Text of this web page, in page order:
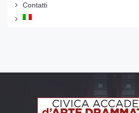
Contatti